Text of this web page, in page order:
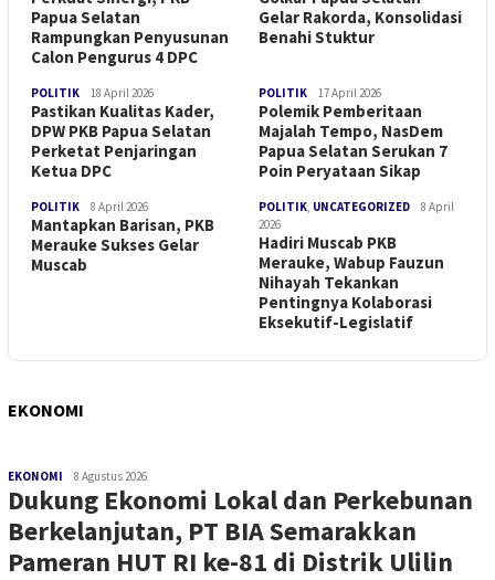
Papua Selatan
Rampungkan Penyusunan
Calon Pengurus 4 DPC
Gelar Rakorda, Konsolidasi
Benahi Stuktur
POLITIK 18 April 2026
Pastikan Kualitas Kader,
DPW PKB Papua Selatan
Perketat Penjaringan
Ketua DPC
POLITIK 17 April 2026
Polemik Pemberitaan
Majalah Tempo, NasDem
Papua Selatan Serukan 7
Poin Peryataan Sikap
POLITIK 8 April 2026
Mantapkan Barisan, PKB
Merauke Sukses Gelar
Muscab
POLITIK, UNCATEGORIZED
8 April
2026
Hadiri Muscab PKB
Merauke, Wabup Fauzun
Nihayah Tekankan
Pentingnya Kolaborasi
Eksekutif-Legislatif
EKONOMI
EKONOMI 8 Agustus 2026
Dukung Ekonomi Lokal dan Perkebunan
Berkelanjutan, PT BIA Semarakkan
Pameran HUT RI ke-81 di Distrik Ulilin